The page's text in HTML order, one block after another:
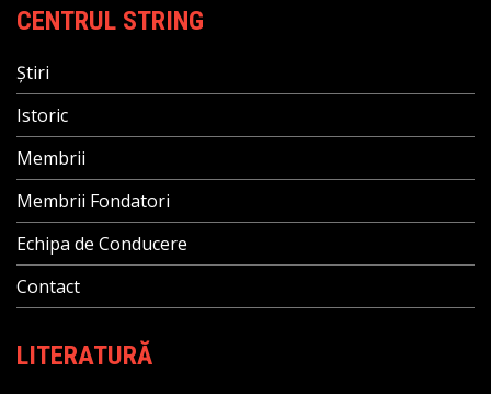
CENTRUL STRING
Știri
Istoric
Membrii
Membrii Fondatori
Echipa de Conducere
Contact
LITERATURĂ